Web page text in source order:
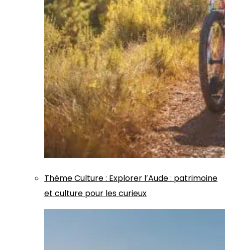
ThèmeCulture: Explorer l’Aude : patrimoine
et culture pour les curieux